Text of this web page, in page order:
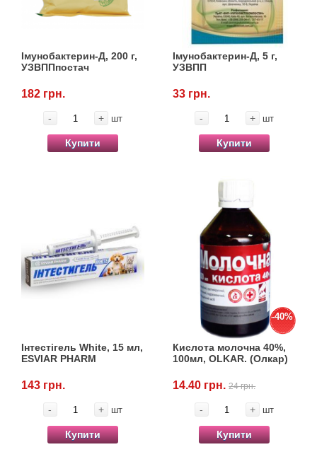
Імунобактерин-Д, 200 г,
УЗВППпостач
182 грн.
- + шт
Купити
Імунобактерин-Д, 5 г,
УЗВПП
33 грн.
- + шт
Купити
Інтестігель White, 15 мл,
ESVIAR PHARM
143 грн.
- + шт
Купити
-40%
Кислота молочна 40%,
100мл, OLKAR. (Олкар)
14.40 грн.24 грн.
- + шт
Купити